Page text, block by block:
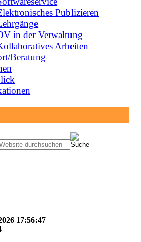
Publizieren
in der Verwaltung
Arbeiten
Beratung
17:56:47